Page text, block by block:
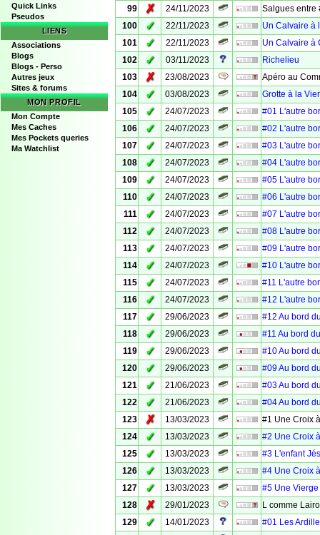
Quick Links
Pseudos
LIENS
Associations
Blogs
Blogs - Perso
Autres jeux
Sites & forums
MON PROFIL
Mon Compte
Mes Caches
Mes Pockets queries
Ma Watchlist
99
✗ 24/11/2023
Salgues entre
100
✓ 22/11/2023
Un Calvaire à
101
✓ 22/11/2023
Un Calvaire à
102
✓ 03/11/2023
Richelieu
103
✗ 23/08/2023
Apéro au
104
✓ 03/08/2023
Grotte à la
105
✓ 24/07/2023
#01 L'autre
106
✓ 24/07/2023
#02 L'autre
107
✓ 24/07/2023
#03 L'autre
108
✓ 24/07/2023
#04 L'autre
109
✓ 24/07/2023
#05 L'autre
110
✓ 24/07/2023
#06 L'autre
111
✓ 24/07/2023
#07 L'autre
112
✓ 24/07/2023
#08 L'autre
113
✓ 24/07/2023
#09 L'autre
114
✓ 24/07/2023
#10 L'autre
115
✓ 24/07/2023
#11 L'autre
116
✓ 24/07/2023
#12 L'autre
117
✓ 29/06/2023
#12 Au bord
118
✓ 29/06/2023
#11 Au bord
119
✓ 29/06/2023
#10 Au bord
120
✓ 29/06/2023
#09 Au bord
121
✓ 21/06/2023
#03 Au bord
122
✓ 21/06/2023
#04 Au bord
123
✗ 13/03/2023
#1 Une Croix
124
✓ 13/03/2023
#2 Une Croix
125
✓ 13/03/2023
#3 L'enfant
126
✓ 13/03/2023
#4 Une Croix
127
✓ 13/03/2023
#5 Une
128
✗ 29/01/2023
L comme
129
✓ 14/01/2023
#01 Les